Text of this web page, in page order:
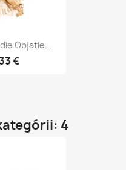
Objatie...
€
4